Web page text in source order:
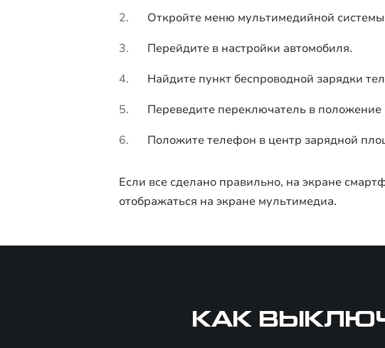
Откройте меню мультимедийной
Перейдите в настройки автомобиля.
Найдите пункт беспроводной зарядки
Переведите переключатель в положение
Положите телефон в центр зарядной
Если все сделано правильно, на экране
отображаться на экране мультимедиа.
КАК